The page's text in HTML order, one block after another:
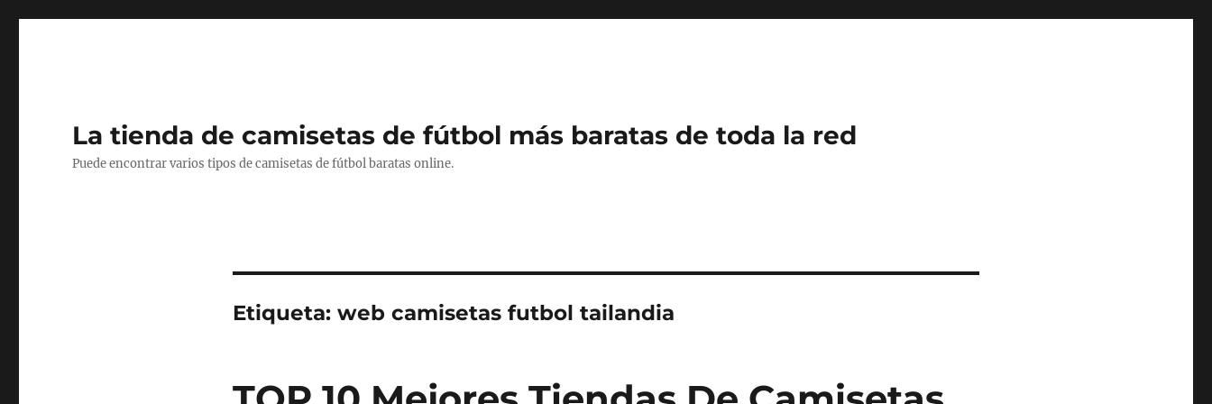
La tienda de camisetas de fútbol más baratas de toda la red
Puede encontrar varios tipos de camisetas de fútbol baratas online.
Etiqueta: web camisetas futbol tailandia